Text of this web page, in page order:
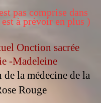
pas comprise dans
à prévoir en plus )
Onction sacrée
-Madeleine
la médecine de la
Rouge